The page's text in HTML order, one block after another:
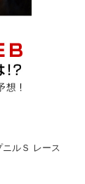
ニルＳ レース